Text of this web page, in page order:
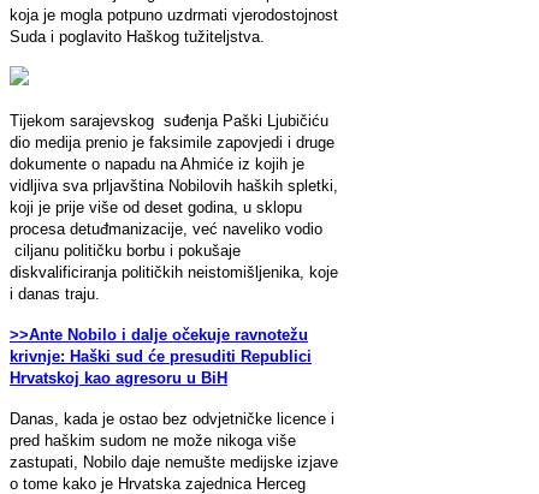
koja je mogla potpuno uzdrmati vjerodostojnost
Suda i poglavito Haškog tužiteljstva.
Tijekom sarajevskog suđenja Paški Ljubičiću
dio medija prenio je faksimile zapovjedi i druge
dokumente o napadu na Ahmiće iz kojih je
vidljiva sva prljavština Nobilovih haških spletki,
koji je prije više od deset godina, u sklopu
procesa detuđmanizacije, već naveliko vodio
ciljanu političku borbu i pokušaje
diskvalificiranja političkih neistomišljenika, koje
i danas traju.
>>Ante Nobilo i dalje očekuje ravnotežu
krivnje: Haški sud će presuditi Republici
Hrvatskoj kao agresoru u BiH
Danas, kada je ostao bez odvjetničke licence i
pred haškim sudom ne može nikoga više
zastupati, Nobilo daje nemušte medijske izjave
o tome kako je Hrvatska zajednica Herceg